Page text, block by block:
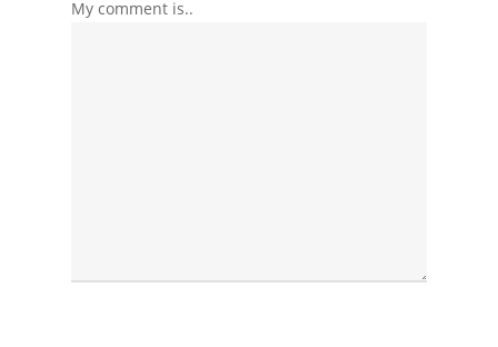
My comment is..